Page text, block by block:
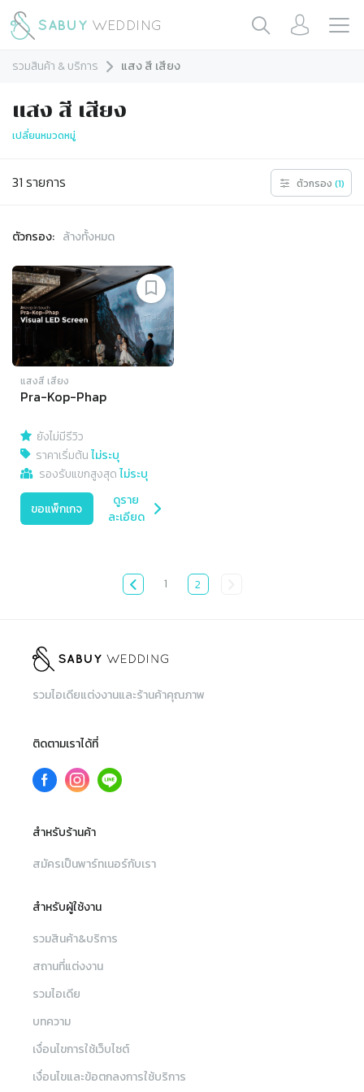
รวมสินค้า & บริการ แสง สี เสียง
แสง สี เสียง
เปลี่ยนหมวดหมู่
31 รายการ ตัวกรอง (1)
ตัวกรอง: ล้างทั้งหมด
แสงสี เสียง
Pra-Kop-Phap
ยังไม่มีรีวิว
ราคาเริ่มต้นไม่ระบุ
รองรับแขกสูงสุดไม่ระบุ
ขอแพ็กเกจ
ดูราย
ละเอียด
1 2
รวมไอเดียแต่งงานและร้านค้าคุณภาพ
ติดตามเราได้ที่
สำหรับร้านค้า
สมัครเป็นพาร์ทเนอร์กับเรา
สำหรับผู้ใช้งาน
รวมสินค้า&บริการ
สถานที่แต่งงาน
รวมไอเดีย
บทความ
เงื่อนไขการใช้เว็บไซต์
เงื่อนไขและข้อตกลงการใช้บริการ